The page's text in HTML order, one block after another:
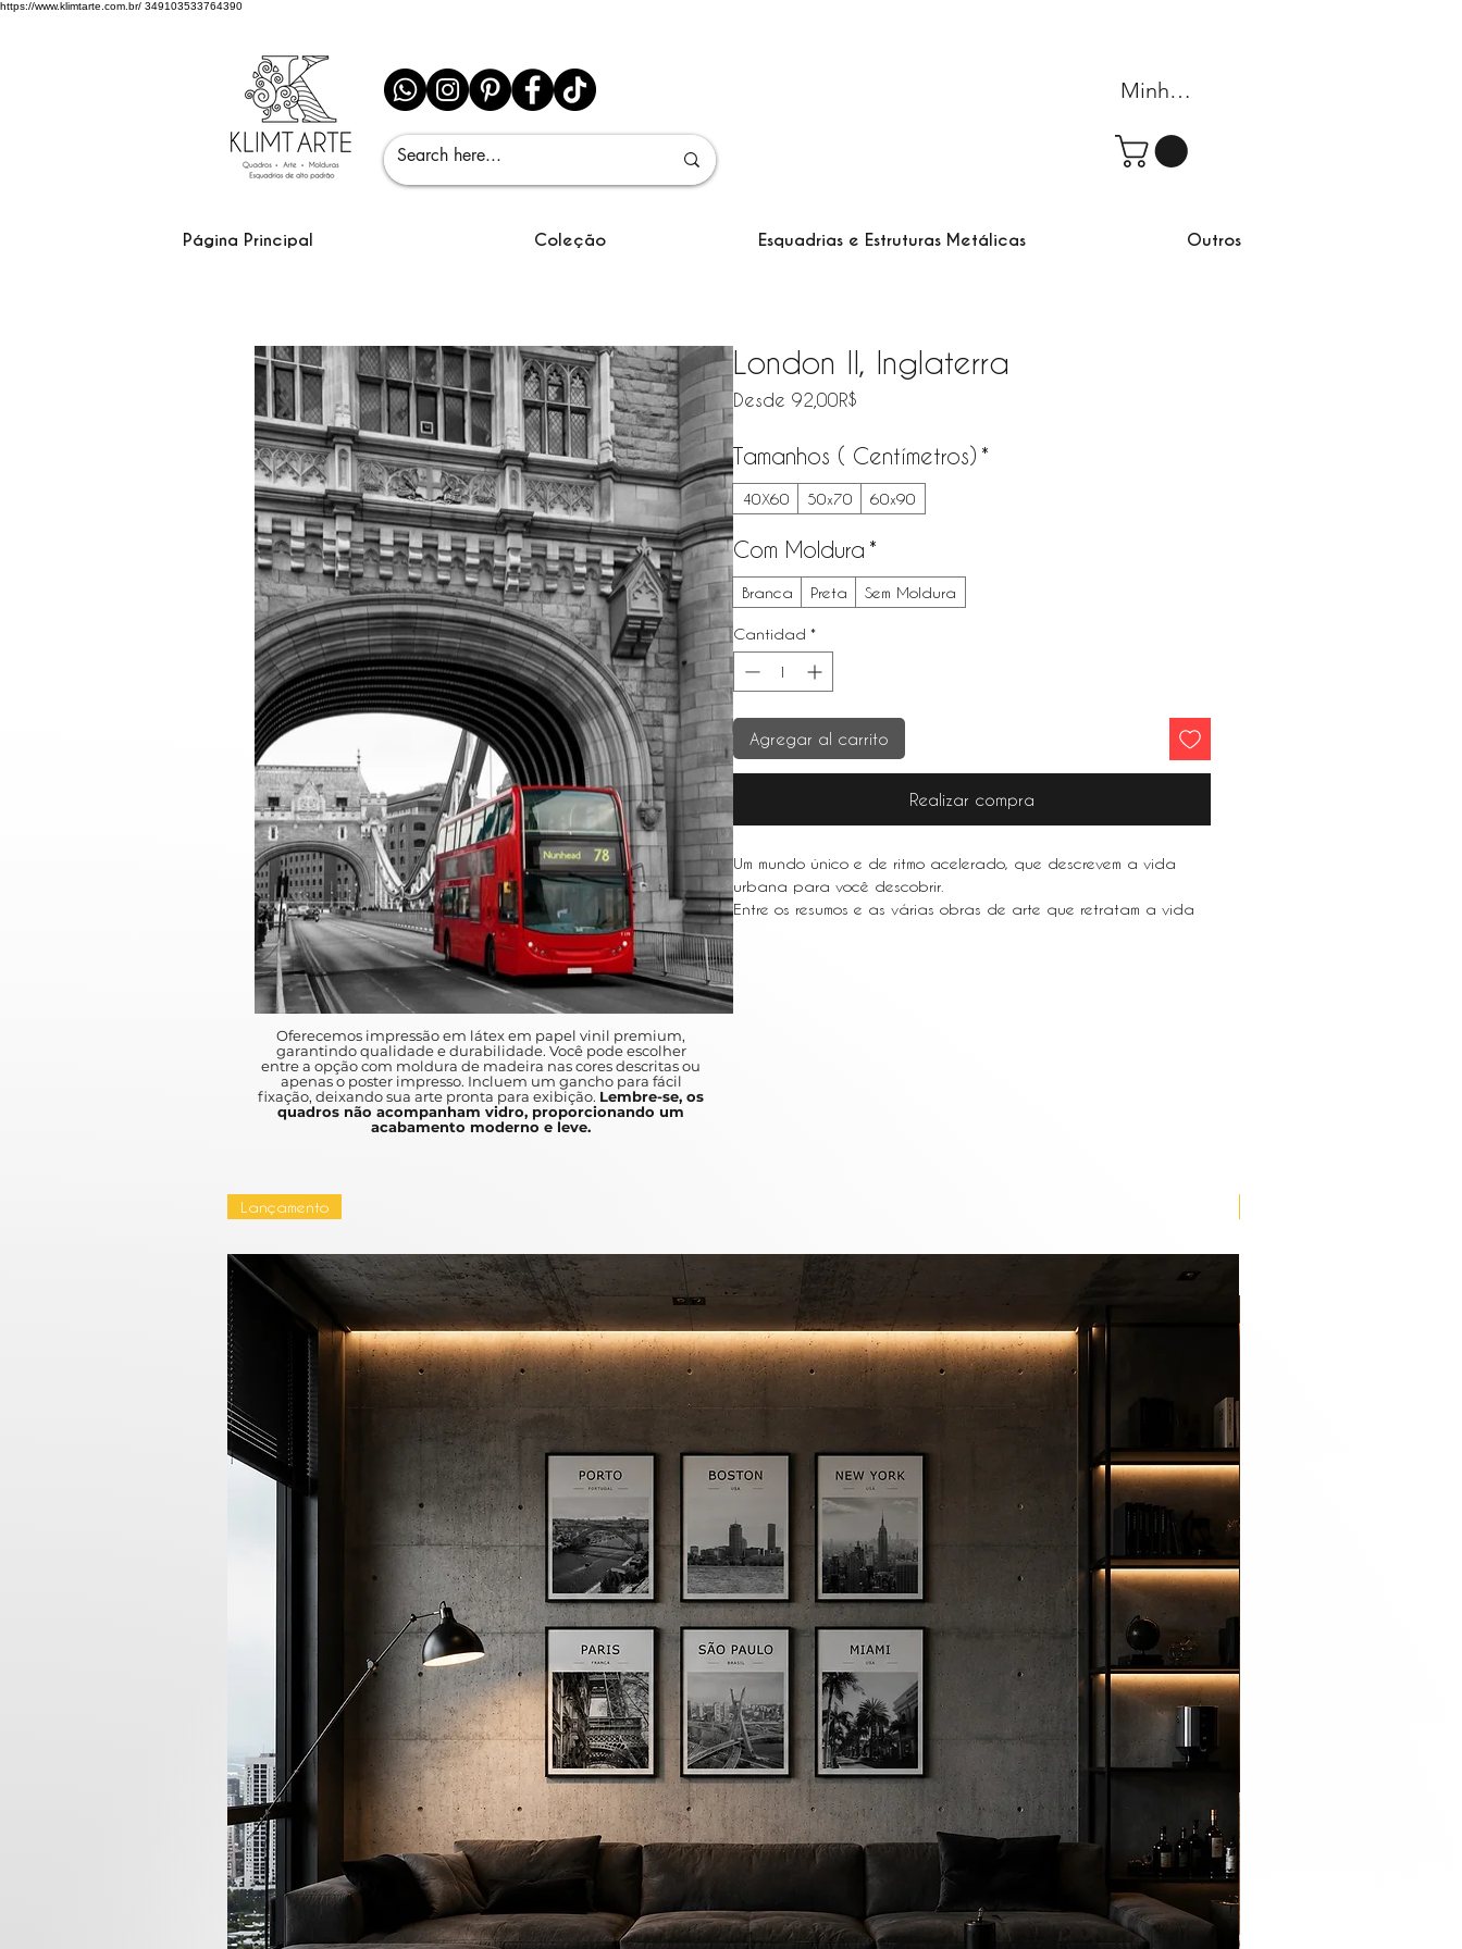
https://www.klimtarte.com.br/ 349103533764390
Minha conta
Página Principal Coleção Esquadrias e Estruturas Metálicas Outros
London II, Inglaterra
Desde 92,00R$Precio de oferta
Tamanhos ( Centímetros) *
40X60 50x70 60x90
Com Moldura *
Branca Preta Sem Moldura
Cantidad *
Agregar al carrito
Realizar compra
Um mundo único e de ritmo acelerado, que descrevem a vida
urbana para você descobrir.
Entre os resumos e as várias obras de arte que retratam a vida
em metrópoles movimentadas como Nova York e São Paulo, a arte
urbana é um ótimo complemento para qualquer casa.
A unique and fast pace, which can be an urban life for you to
Oferecemos impressão em látex em papel vinil premium,
garantindo qualidade e durabilidade. Você pode escolher
entre a opção com moldura de madeira nas cores descritas ou
apenas o poster impresso. Incluem um gancho para fácil
fixação, deixando sua arte pronta para exibição. Lembre-se, os
quadros não acompanham vidro, proporcionando um
acabamento moderno e leve.
Lançamento